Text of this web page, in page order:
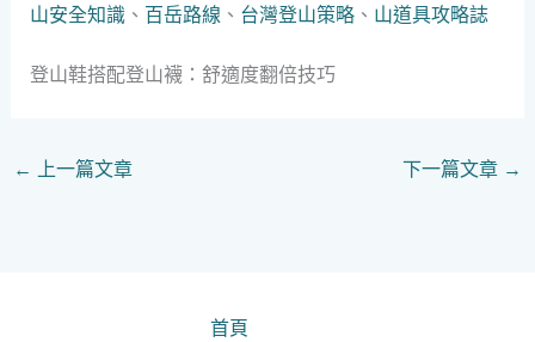
山安全知識、 百岳路線 、 台灣登山策略、 山道具攻略誌
登山鞋搭配登山襪：舒適度翻倍技巧
← 上一篇文章 下一篇文章 →
首頁